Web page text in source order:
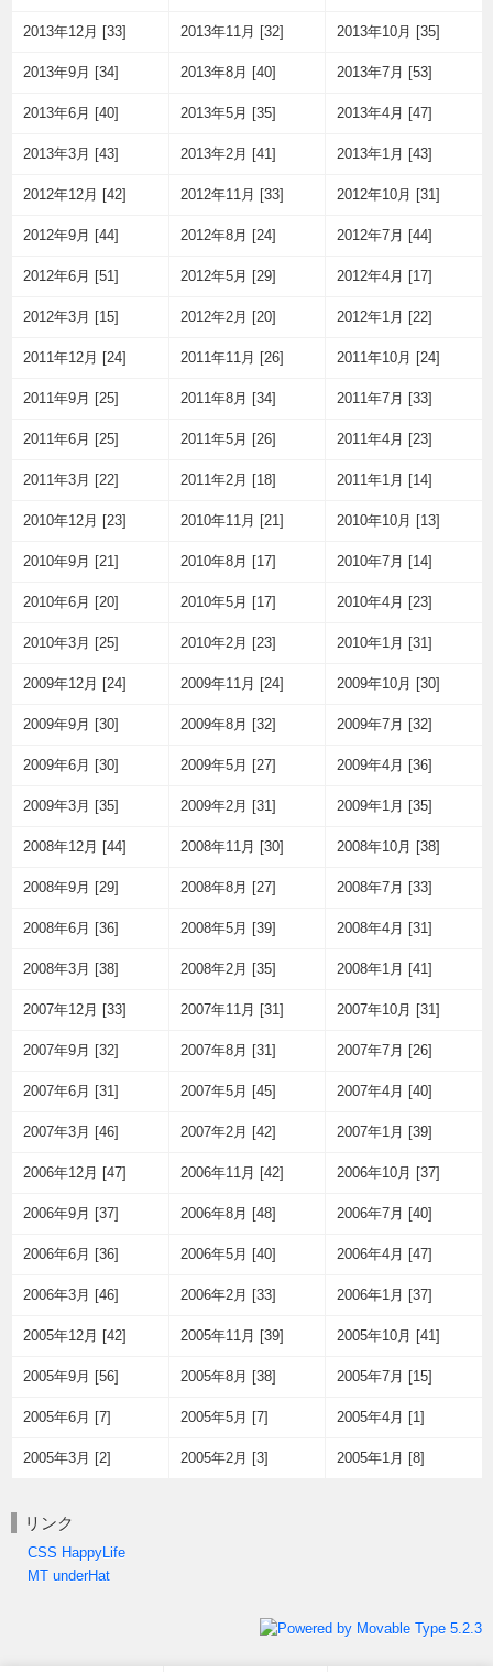
2013年12月 [33] 2013年11月 [32] 2013年10月 [35]
2013年9月 [34] 2013年8月 [40] 2013年7月 [53]
2013年6月 [40] 2013年5月 [35] 2013年4月 [47]
2013年3月 [43] 2013年2月 [41] 2013年1月 [43]
2012年12月 [42] 2012年11月 [33] 2012年10月 [31]
2012年9月 [44] 2012年8月 [24] 2012年7月 [44]
2012年6月 [51] 2012年5月 [29] 2012年4月 [17]
2012年3月 [15] 2012年2月 [20] 2012年1月 [22]
2011年12月 [24] 2011年11月 [26] 2011年10月 [24]
2011年9月 [25] 2011年8月 [34] 2011年7月 [33]
2011年6月 [25] 2011年5月 [26] 2011年4月 [23]
2011年3月 [22] 2011年2月 [18] 2011年1月 [14]
2010年12月 [23] 2010年11月 [21] 2010年10月 [13]
2010年9月 [21] 2010年8月 [17] 2010年7月 [14]
2010年6月 [20] 2010年5月 [17] 2010年4月 [23]
2010年3月 [25] 2010年2月 [23] 2010年1月 [31]
2009年12月 [24] 2009年11月 [24] 2009年10月 [30]
2009年9月 [30] 2009年8月 [32] 2009年7月 [32]
2009年6月 [30] 2009年5月 [27] 2009年4月 [36]
2009年3月 [35] 2009年2月 [31] 2009年1月 [35]
2008年12月 [44] 2008年11月 [30] 2008年10月 [38]
2008年9月 [29] 2008年8月 [27] 2008年7月 [33]
2008年6月 [36] 2008年5月 [39] 2008年4月 [31]
2008年3月 [38] 2008年2月 [35] 2008年1月 [41]
2007年12月 [33] 2007年11月 [31] 2007年10月 [31]
2007年9月 [32] 2007年8月 [31] 2007年7月 [26]
2007年6月 [31] 2007年5月 [45] 2007年4月 [40]
2007年3月 [46] 2007年2月 [42] 2007年1月 [39]
2006年12月 [47] 2006年11月 [42] 2006年10月 [37]
2006年9月 [37] 2006年8月 [48] 2006年7月 [40]
2006年6月 [36] 2006年5月 [40] 2006年4月 [47]
2006年3月 [46] 2006年2月 [33] 2006年1月 [37]
2005年12月 [42] 2005年11月 [39] 2005年10月 [41]
2005年9月 [56] 2005年8月 [38] 2005年7月 [15]
2005年6月 [7] 2005年5月 [7] 2005年4月 [1]
2005年3月 [2] 2005年2月 [3] 2005年1月 [8]
リンク
CSS HappyLife
MT underHat